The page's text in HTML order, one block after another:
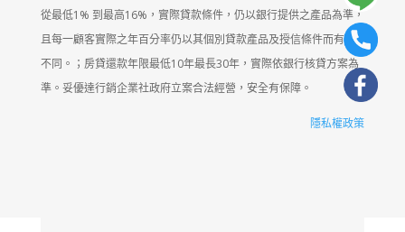
從最低1% 到最高16%，實際貸款條件，仍以銀行提供之產品為準，
且每一顧客實際之年百分率仍以其個別貸款產品及授信條件而有所
不同。；房貸還款年限最低10年最長30年，實際依銀行核貸方案為
準。妥優達行銷企業社政府立案合法經營，安全有保障。
隱私權政策